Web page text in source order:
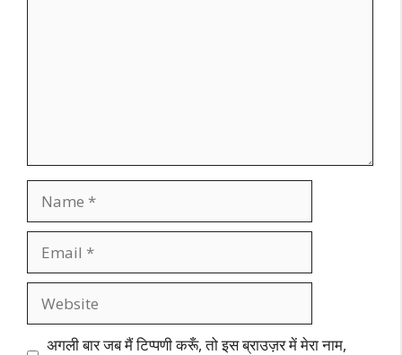
अगली बार जब मैं टिप्पणी करूँ, तो इस ब्राउज़र में मेरा नाम,